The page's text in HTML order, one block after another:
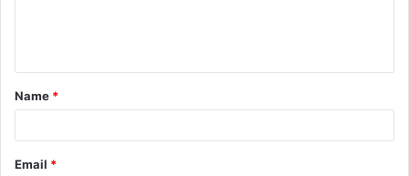
t
*
Name *
Email *